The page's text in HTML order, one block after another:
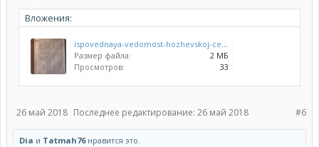
Вложения:
Размер файла:
2 МБ
Просмотров:
33
#6
26 май 2018 Последнее редактирование: 26 май 2018
Dia и Тatmah76нравится это.